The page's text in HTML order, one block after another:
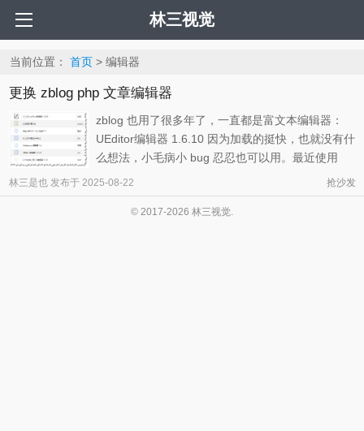
林三视觉
当前位置： 首页> 编辑器
更换 zblog php 文章编辑器
zblog 也用了很多年了，一直都是富文本编辑器：
UEditor编辑器 1.6.10 因为加载的挺快，也就没有什
么想法，小毛病小 bug 忍忍也可以用。最近使用
typecho 和 emlog 比较多，所以 markdown 就用的
多，感觉实在是简单易用，果然是好东西的说，加
上豆包等 AI 软件生成的内容是用 markdown 格式
林三是也发布于 2025-08-22 抢沙发
© 2017-2026 林三视觉.